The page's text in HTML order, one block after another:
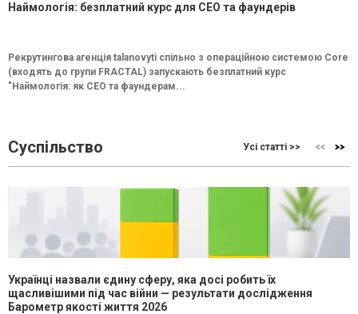
Наймологія: безплатний курс для CEO та фаундерів
Рекрутингова агенція talanovyti спільно з операційною системою Core
(входять до групи FRACTAL) запускають безплатний курс
"Наймологія: як СEO та фаундерам...
Суспільство Усі статті >>
Українці назвали єдину сферу, яка досі робить їх
щасливішими під час війни — результати дослідження
Барометр якості життя 2026